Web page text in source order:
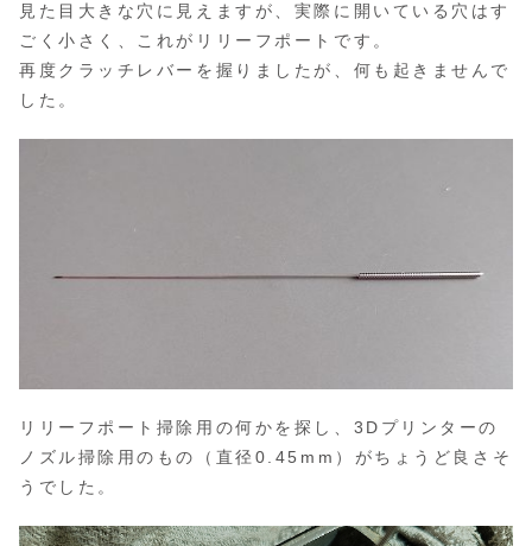
見た目大きな穴に見えますが、実際に開いている穴はす
ごく小さく、これがリリーフポートです。
再度クラッチレバーを握りましたが、何も起きませんで
した。
リリーフポート掃除用の何かを探し、3Dプリンターの
ノズル掃除用のもの（直径0.45mm）がちょうど良さそ
うでした。